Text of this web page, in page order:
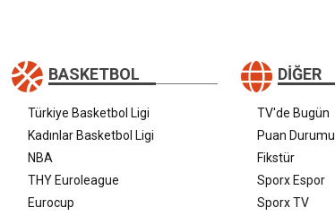
BASKETBOL
Türkiye Basketbol Ligi
Kadınlar Basketbol Ligi
NBA
THY Euroleague
Eurocup
DIĞER
TV'de Bugün
Puan Durumu
Fikstür
Sporx Espor
Sporx TV